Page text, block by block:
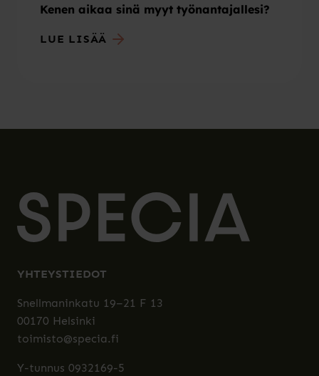
Kenen aikaa sinä myyt työnantajallesi?
LUE LISÄÄ
YHTEYSTIEDOT
Snellmaninkatu 19–21 F 13
00170 Helsinki
toimisto@specia.fi
Y-tunnus 0932169-5